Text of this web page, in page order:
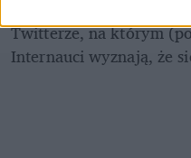
Twitterze, na którym